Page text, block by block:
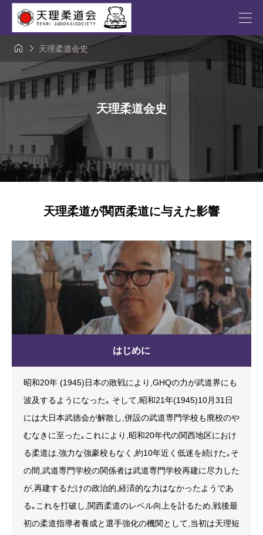
  天理柔道会史
天理柔道会史
天理柔道が関西柔道に与えた影響
はじめに
昭和20年 (1945)日本の敗戦により,GHQの力が武道界にも
波及するようになった｡ そして,昭和21年(1945)10月31日
には大日本武徳会が解散し,併設の武道専門学校も廃校のや
むなきに至った｡これにより,昭和20年代の関西地区におけ
る柔道は,強力な強豪校もなく,約10年近く低迷を続けた｡そ
の間,武道専門学校の関係者は武道専門学校再建に尽力した
が,再建するだけの政治的,経済的な力はなかったようであ
る｡これを打破し,関西柔道のレベル向上を計るため,戦後最
初の柔道指導者養成と選手強化の機関として,当初は天理短